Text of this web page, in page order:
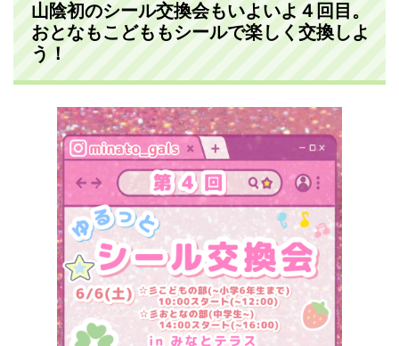
山陰初のシール交換会もいよいよ４回目。
おとなもこどももシールで楽しく交換しよ
う！